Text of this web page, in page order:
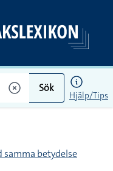
Sök
Hjälp/Tips
samma betydelse